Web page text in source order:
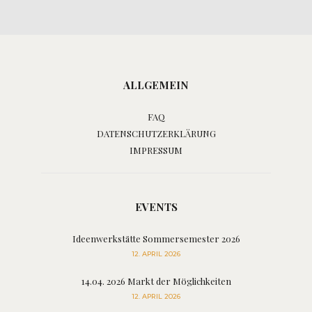
ALLGEMEIN
FAQ
DATENSCHUTZERKLÄRUNG
IMPRESSUM
EVENTS
Ideenwerkstätte Sommersemester 2026
12. APRIL 2026
14.04. 2026 Markt der Möglichkeiten
12. APRIL 2026